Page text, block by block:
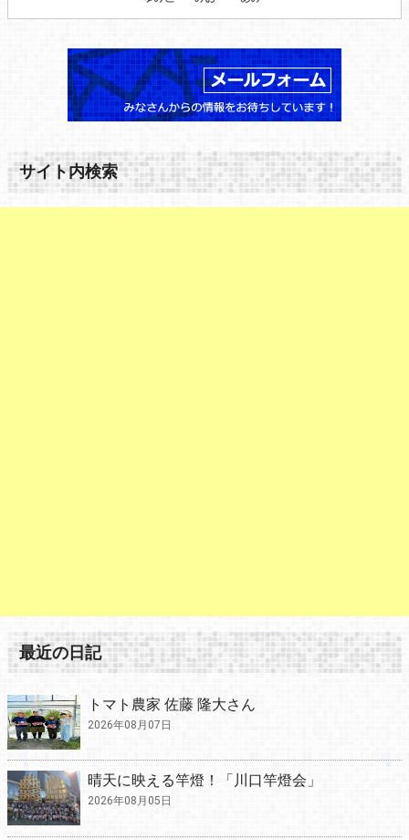
サイト内検索
最近の日記
トマト農家 佐藤 隆大さん
2026年08月07日
晴天に映える竿燈！「川口竿燈会」
2026年08月05日